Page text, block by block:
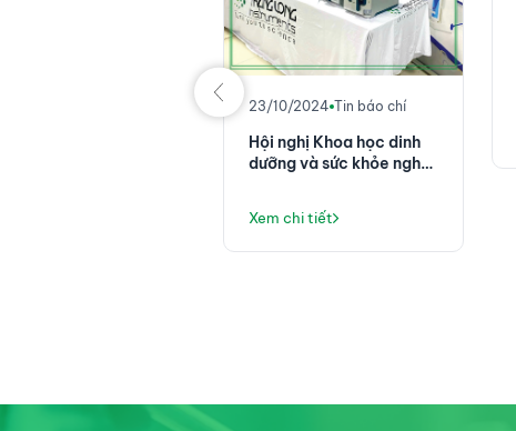
23/10/2024 Tin báo chí
Hội nghị Khoa học dinh
dưỡng và sức khỏe nghề
Xem chi tiết